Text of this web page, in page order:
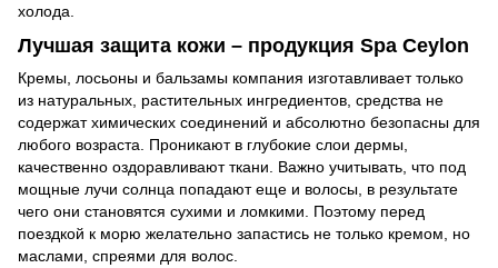
холода.
Лучшая защита кожи – продукция Spa Ceylon
Кремы, лосьоны и бальзамы компания изготавливает только
из натуральных, растительных ингредиентов, средства не
содержат химических соединений и абсолютно безопасны для
любого возраста. Проникают в глубокие слои дермы,
качественно оздоравливают ткани. Важно учитывать, что под
мощные лучи солнца попадают еще и волосы, в результате
чего они становятся сухими и ломкими. Поэтому перед
поездкой к морю желательно запастись не только кремом, но
маслами, спреями для волос.